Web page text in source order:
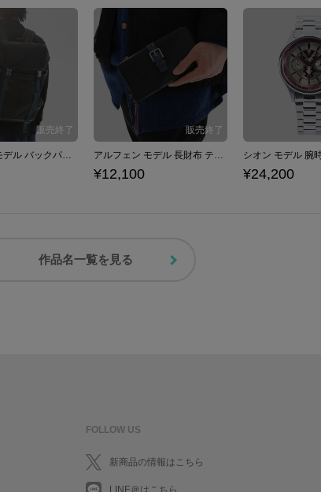
アルフェン モデル バックパック テイルズ オブ アライズ アルフェン モデル 長財布 テイルズ オブ アライズ
¥12,100 ¥24,200
作品名一覧を見る
FOLLOW US
新商品の情報はこちら